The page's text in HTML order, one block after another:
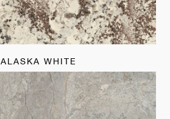
ALASKA WHITE